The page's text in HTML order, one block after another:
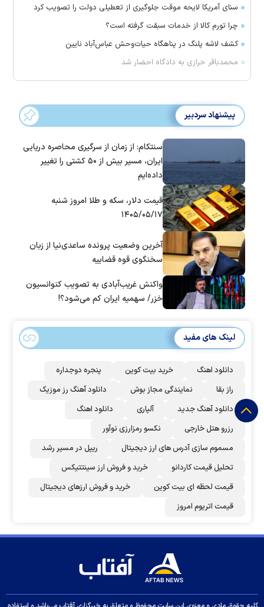
سنای آمریکا لایحه موقت جلوگیری از تعطیلی دولت را تصویب کرد
چرا تورم کالا از خدمات سبقت گرفته است؟
کشف لاشه پلنگ در پناهگاه حیات‌وحش عباس‌آباد نایین
محمدباقر خرازی به دادگاه احضار شد
پیشنهاد سردبیر
سنتکام: از زمان از سرگیری محاصره دریایی
ایران، مسیر بیش از ۵۰ کشتی را تغییر
داده‌ایم
قیمت دلار، سکه و طلا امروز شنبه
۱۴۰۵/۰۵/۱۷
آخرین وضعیت پرونده ساعدی‌نیا از زبان
سخنگوی قوه قضاییه
واکنش غریب‌آبادی به تصویب کنوانسیون
خزر/ سهمیه ایران کم می‌شود؟!
لینک های مفید
دانلود اهنگ خرید بیت کوین
پنجره دوجداره
راز بقا
نمایندگی مجاز بوش
دانلود آهنگ رز‌ موزیک
دانلود آهنگ جدید
آلپاری
دانلود اهنگ
رزرو هتل خارجی
نکسو رمزارزی نوآور
مسموم سازی آدرس های ارز دیجیتال
ریپل در مسیر رشد
تحلیل قیمت کاردانو
خرید و فروش ارز سینتتیکس
قیمت لحظه ای بیت کوین
خرید و فروش ارزهای دیجیتال
قیمت اتریوم امروز